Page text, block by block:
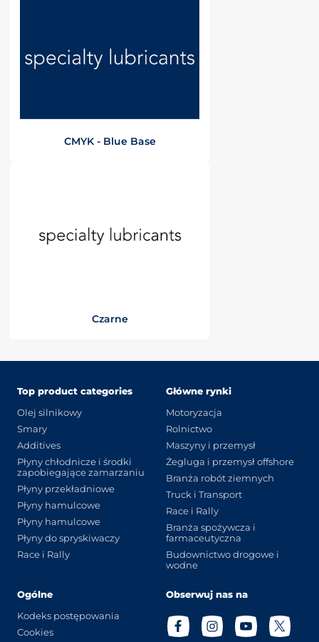
CMYK - Blue Base
Czarne
Top product categories
Olej silnikowy
Smary
Additives
Płyny chłodnicze i środki
zapobiegające zamarzaniu
Płyny przekładniowe
Płyny hamulcowe
Płyny hamulcowe
Płyny do spryskiwaczy
Race i Rally
Główne rynki
Motoryzacja
Rolnictwo
Maszyny i przemysł
Żegluga i przemysł offshore
Branża robót ziemnych
Truck i Transport
Race i Rally
Branża spożywcza i
farmaceutyczna
Budownictwo drogowe i
wodne
Ogólne
Kodeks postępowania
Cookies
Obserwuj nas na